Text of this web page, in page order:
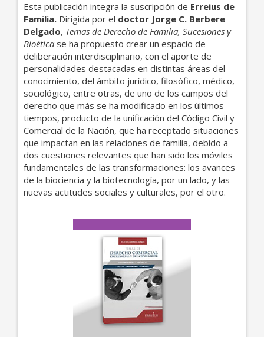
Esta publicación integra la suscripción de Erreius de
Familia. Dirigida por el doctor Jorge C. Berbere
Delgado, Temas de Derecho de Familia, Sucesiones y
Bioética se ha propuesto crear un espacio de
deliberación interdisciplinario, con el aporte de
personalidades destacadas en distintas áreas del
conocimiento, del ámbito jurídico, filosófico, médico,
sociológico, entre otras, de uno de los campos del
derecho que más se ha modificado en los últimos
tiempos, producto de la unificación del Código Civil y
Comercial de la Nación, que ha receptado situaciones
que impactan en las relaciones de familia, debido a
dos cuestiones relevantes que han sido los móviles
fundamentales de las transformaciones: los avances
de la biociencia y la biotecnología, por un lado, y las
nuevas actitudes sociales y culturales, por el otro.